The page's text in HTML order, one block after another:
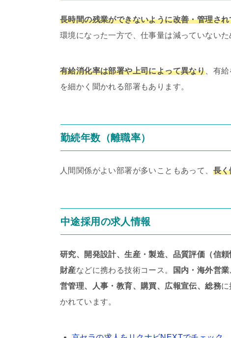
長時間の残業ができないように改善・管理さ
環境になった一方で、仕事量は減っていない
有給消化率は部署や上司によって異なり 、有
を細かく聞かれる部署もあります。
勤続年数（離職率）
人間関係がよい部署が多いこともあって、 長
中途採用の求人情報
研究、開発設計、生産・製造、品質評価（信
財産などに携わる技術コース。
国内・海外営
営管理、人事・教育、購買、広報宣伝、総務
かれています。